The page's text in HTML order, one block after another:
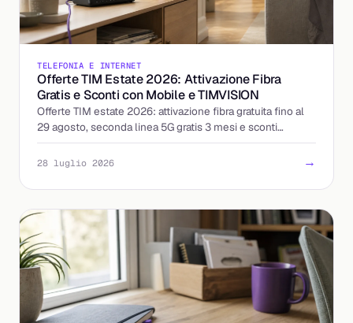
TELEFONIA E INTERNET
Offerte TIM Estate 2026: Attivazione Fibra
Gratis e Sconti con Mobile e TIMVISION
Offerte TIM estate 2026: attivazione fibra gratuita fino al
29 agosto, seconda linea 5G gratis 3 mesi e sconti
abbinando mobile e TIMVISION. I dettagli.
28 luglio 2026 →